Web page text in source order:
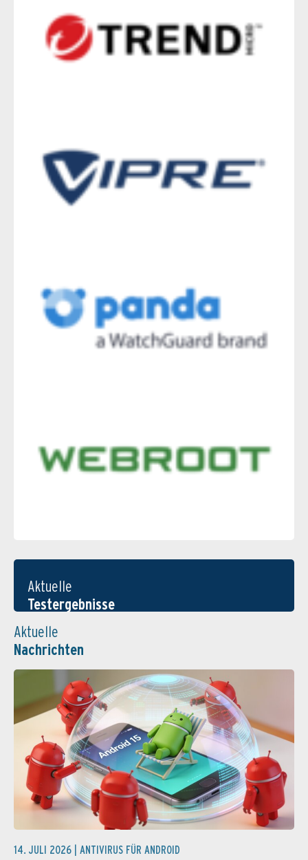
Aktuelle
Testergebnisse
Aktuelle
Nachrichten
14. JULI 2026 | ANTIVIRUS FÜR ANDROID